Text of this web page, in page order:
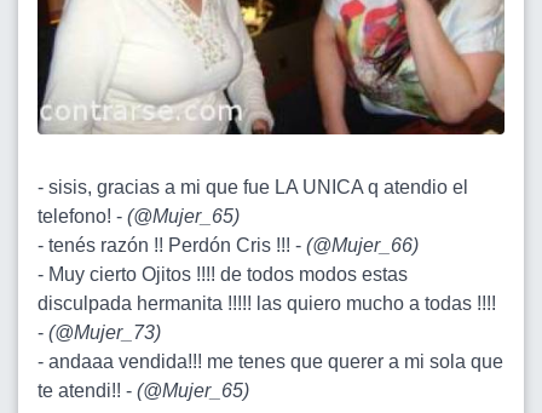
- sisis, gracias a mi que fue LA UNICA q atendio el
telefono! - (@Mujer_65)
- tenés razón !! Perdón Cris !!! - (@Mujer_66)
- Muy cierto Ojitos !!!! de todos modos estas
disculpada hermanita !!!!! las quiero mucho a todas !!!!
- (@Mujer_73)
- andaaa vendida!!! me tenes que querer a mi sola que
te atendi!! - (@Mujer_65)